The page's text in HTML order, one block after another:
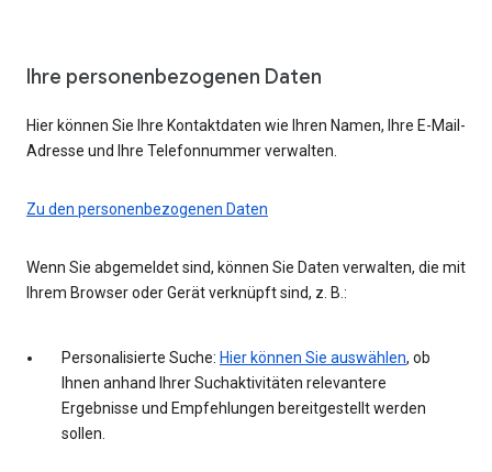
Ihre personenbezogenen Daten
Hier können Sie Ihre Kontaktdaten wie Ihren Namen, Ihre E-Mail-
Adresse und Ihre Telefonnummer verwalten.
Zu den personenbezogenen Daten
Wenn Sie abgemeldet sind, können Sie Daten verwalten, die mit
Ihrem Browser oder Gerät verknüpft sind, z. B.:
Personalisierte Suche: Hier können Sie auswählen, ob
Ihnen anhand Ihrer Suchaktivitäten relevantere
Ergebnisse und Empfehlungen bereitgestellt werden
sollen.